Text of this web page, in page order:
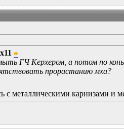
ГЧ Керхером, а потом по
прорастанию мха?
с металлическими карнизами